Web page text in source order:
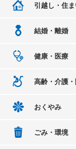
引越し・住
結婚・離婚
健康・医療
高齢・介護
おくやみ
ごみ・環境